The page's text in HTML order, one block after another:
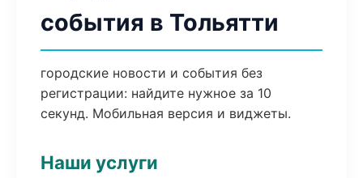
события в Тольятти
городские новости и события без
регистрации: найдите нужное за 10
секунд. Мобильная версия и виджеты.
Наши услуги